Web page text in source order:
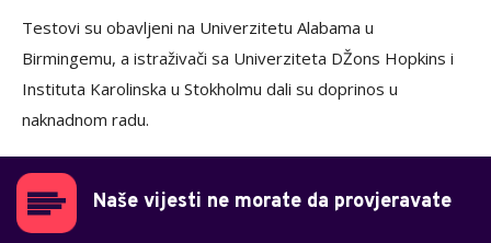
Testovi su obavljeni na Univerzitetu Alabama u
Birmingemu, a istraživači sa Univerziteta DŽons Hopkins i
Instituta Karolinska u Stokholmu dali su doprinos u
naknadnom radu.
Naše vijesti ne morate da provjeravate